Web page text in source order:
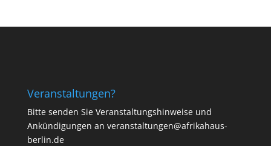
Veranstaltungen?
Bitte senden Sie Veranstaltungshinweise und
Ankündigungen an veranstaltungen@afrikahaus-
berlin.de